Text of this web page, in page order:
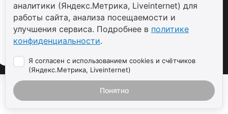
с
а
й
т
е
аналитики (Яндекс.Метрика, Liveinternet) для
работы сайта, анализа посещаемости и
улучшения сервиса. Подробнее в политике
конфиденциальности.
Я согласен с использованием cookies и счётчиков
(Яндекс.Метрика, Liveinternet)
Понятно